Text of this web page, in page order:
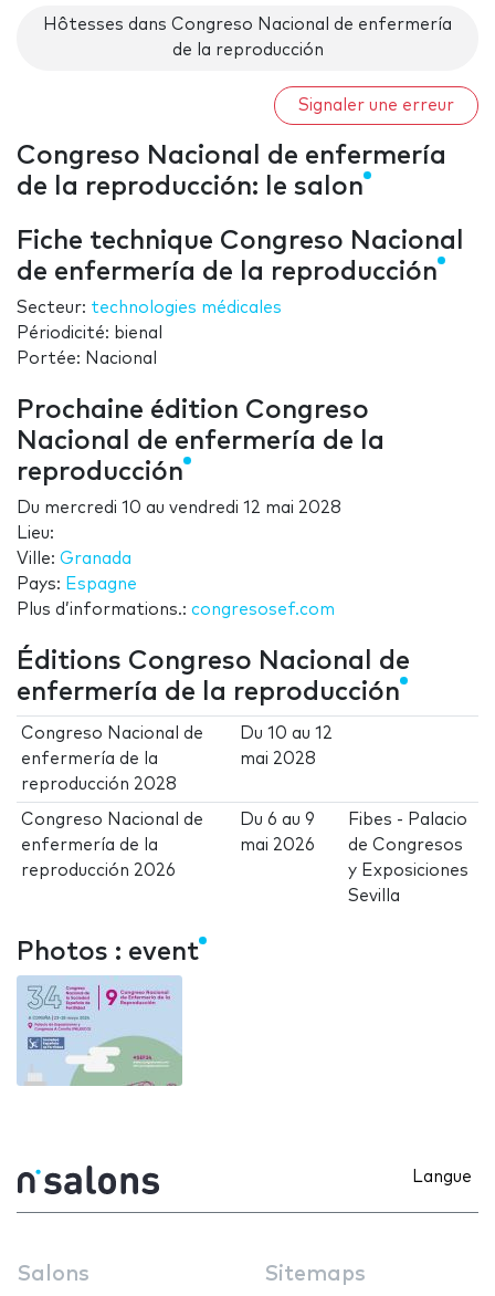
Hôtesses dans Congreso Nacional de enfermería
de la reproducción
Signaler une erreur
Congreso Nacional de enfermería
de la reproducción: le salon
Fiche technique Congreso Nacional
de enfermería de la reproducción
Secteur: technologies médicales
Périodicité: bienal
Portée: Nacional
Prochaine édition Congreso
Nacional de enfermería de la
reproducción
Du mercredi 10 au vendredi 12 mai 2028
Lieu:
Ville: Granada
Pays: Espagne
Plus d’informations.: congresosef.com
Éditions Congreso Nacional de
enfermería de la reproducción
Congreso Nacional de
enfermería de la
reproducción 2028
Du10 au12
mai 2028
Congreso Nacional de
enfermería de la
reproducción 2026
Du6 au9
mai 2026
Fibes - Palacio
de Congresos
y Exposiciones
Sevilla
Photos : event
Langue
Salons Sitemaps